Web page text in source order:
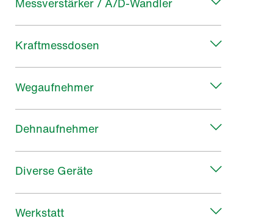
Kraftmessdosen
Wegaufnehmer
Dehnaufnehmer
Diverse Geräte
Werkstatt